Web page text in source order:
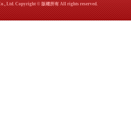
Ltd. Copyright © 版權所有 All rights reserved.